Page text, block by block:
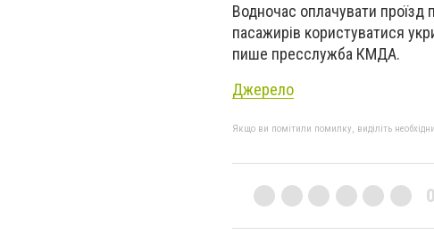
Водночас оплачувати проїзд
пасажирів користуватися
пише пресслужба КМДА.
Джерело
Якщо ви помітили помилку, виділіть